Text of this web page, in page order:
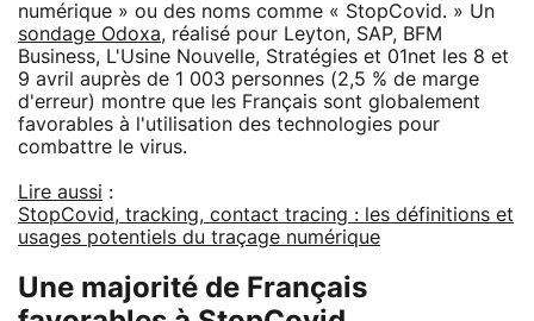
numérique » ou des noms comme « StopCovid. » Un
sondage Odoxa, réalisé pour Leyton, SAP, BFM
Business, L'Usine Nouvelle, Stratégies et 01net les 8 et
9 avril auprès de 1 003 personnes (2,5 % de marge
d'erreur) montre que les Français sont globalement
favorables à l'utilisation des technologies pour
combattre le virus.
Lire aussi :
StopCovid, tracking, contact tracing : les définitions et
usages potentiels du traçage numérique
Une majorité de Français